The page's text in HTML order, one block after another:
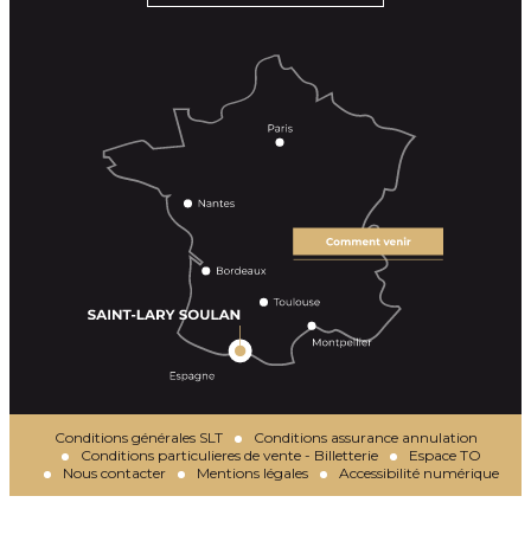
Conditions générales SLT
Conditions assurance annulation
Conditions particulieres de vente - Billetterie
Espace TO
Nous contacter
Mentions légales Accessibilité numérique